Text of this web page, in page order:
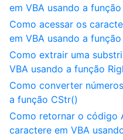
em VBA usando a
Como acessar os
em VBA usando a
Como extrair uma
VBA usando a função
Como converter
a função CStr()
Como retornar o código
caractere em VBA